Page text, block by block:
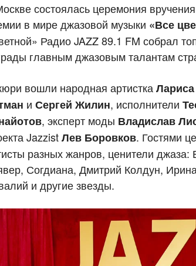
состоялась церемония
в мире джазовой музыки «Все
Радио JAZZ 89.1 FM собрал
главным джазовым талантам
вошли народная артистка
и Сергей Жилин, исполнители
, эксперт моды Владислав
JazzistЛев Боровков. Гостями
разных жанров, ценители
Согдиана, Дмитрий Колдун,
и другие звезды.